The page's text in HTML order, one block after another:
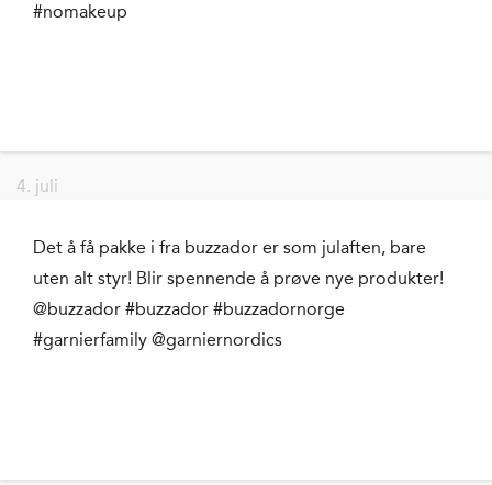
#nomakeup
4. juli
Det å få pakke i fra buzzador er som julaften, bare
uten alt styr! Blir spennende å prøve nye produkter!
@buzzador #buzzador #buzzadornorge
#garnierfamily @garniernordics